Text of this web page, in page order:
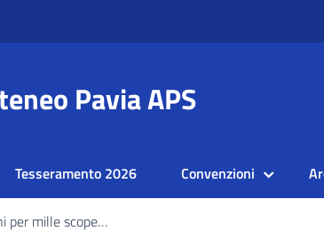
Pavia APS
Tesseramento 2026 Convenzioni
mille scoperte di natura